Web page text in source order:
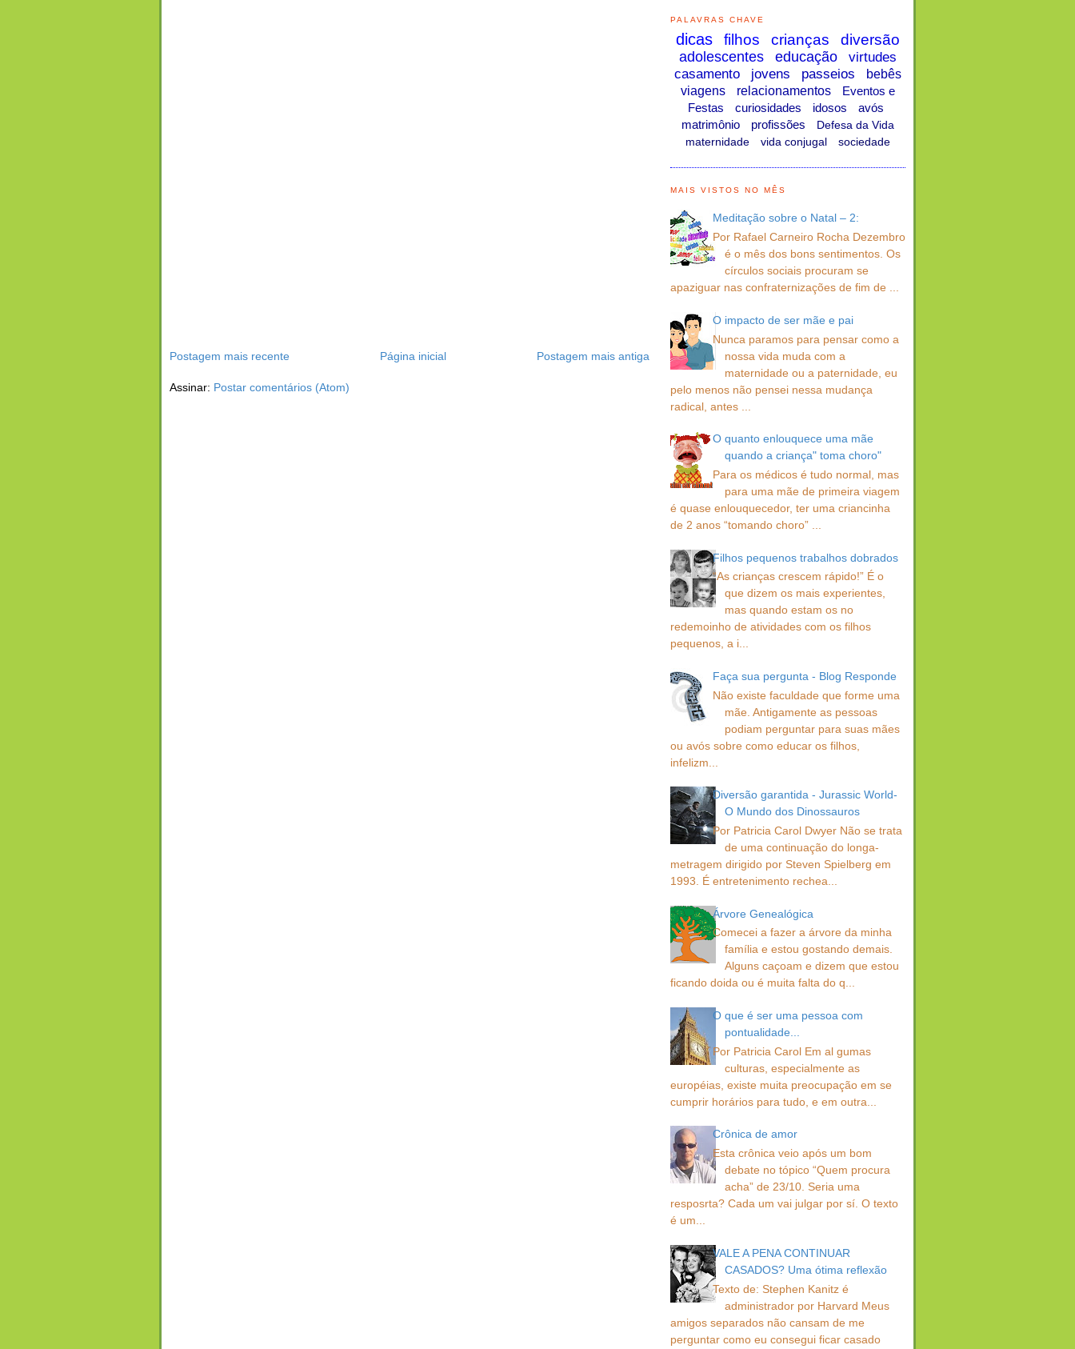
Postagem mais recente Postagem mais antiga
Página inicial
Assinar: Postar comentários (Atom)
PALAVRAS CHAVE
dicas filhos crianças diversão
adolescentes educação
virtudes
casamento
jovens passeios
bebês
viagens
relacionamentos
Eventos e
Festas
curiosidades idosos
avós
matrimônio
profissões
Defesa da Vida
maternidade
vida conjugal sociedade
MAIS VISTOS NO MÊS
Meditação sobre o Natal – 2:
Por Rafael Carneiro Rocha Dezembro
é o mês dos bons sentimentos. Os
círculos sociais procuram se
apaziguar nas confraternizações de fim de ...
O impacto de ser mãe e pai
Nunca paramos para pensar como a
nossa vida muda com a
maternidade ou a paternidade, eu
pelo menos não pensei nessa mudança
radical, antes ...
O quanto enlouquece uma mãe
quando a criança" toma choro"
Para os médicos é tudo normal, mas
para uma mãe de primeira viagem
é quase enlouquecedor, ter uma criancinha
de 2 anos “tomando choro” ...
Filhos pequenos trabalhos dobrados
“As crianças crescem rápido!” É o
que dizem os mais experientes,
mas quando estam os no
redemoinho de atividades com os filhos
pequenos, a i...
Faça sua pergunta - Blog Responde
Não existe faculdade que forme uma
mãe. Antigamente as pessoas
podiam perguntar para suas mães
ou avós sobre como educar os filhos,
infelizm...
Diversão garantida - Jurassic World-
O Mundo dos Dinossauros
Por Patricia Carol Dwyer Não se trata
de uma continuação do longa-
metragem dirigido por Steven Spielberg em
1993. É entretenimento rechea...
Árvore Genealógica
Comecei a fazer a árvore da minha
família e estou gostando demais.
Alguns caçoam e dizem que estou
ficando doida ou é muita falta do q...
O que é ser uma pessoa com
pontualidade...
Por Patricia Carol Em al gumas
culturas, especialmente as
européias, existe muita preocupação em se
cumprir horários para tudo, e em outra...
Crônica de amor
Esta crônica veio após um bom
debate no tópico “Quem procura
acha” de 23/10. Seria uma
resposrta? Cada um vai julgar por sí. O texto
é um...
VALE A PENA CONTINUAR
CASADOS? Uma ótima reflexão
Texto de: Stephen Kanitz é
administrador por Harvard Meus
amigos separados não cansam de me
perguntar como eu consegui ficar casado